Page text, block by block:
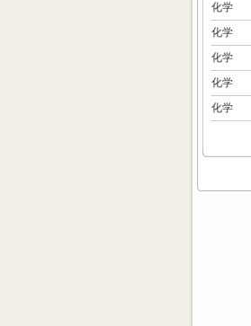
化学
化学
化学
化学
化学